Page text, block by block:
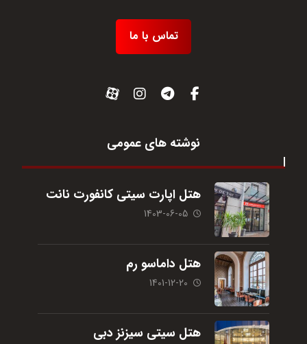
تماس با ما
نوشته های عمومی
هتل اپارت سیتی کانفورت نانت
1403-06-05
هتل داماسو رم
1401-12-20
هتل سیتی سیزنز دبی